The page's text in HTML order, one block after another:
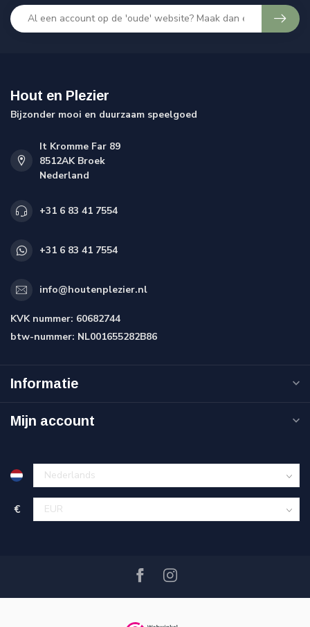
Hout en Plezier
Bijzonder mooi en duurzaam speelgoed
It Kromme Far 89
8512AK Broek
Nederland
+31 6 83 41 7554
+31 6 83 41 7554
info@houtenplezier.nl
KVK nummer: 60682744
btw-nummer: NL001655282B86
Informatie
Mijn account
€